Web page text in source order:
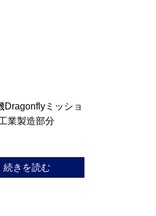
Dragonflyミッショ
業製造部分
続きを読む